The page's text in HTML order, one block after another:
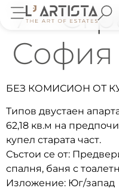
7 –
София
БЕЗ КОМИСИОН ОТ
Типов двустаен
62,18 кв.м на
купел старата част.
Състои се от:
спалня, баня с
Изложение: Юг/запад